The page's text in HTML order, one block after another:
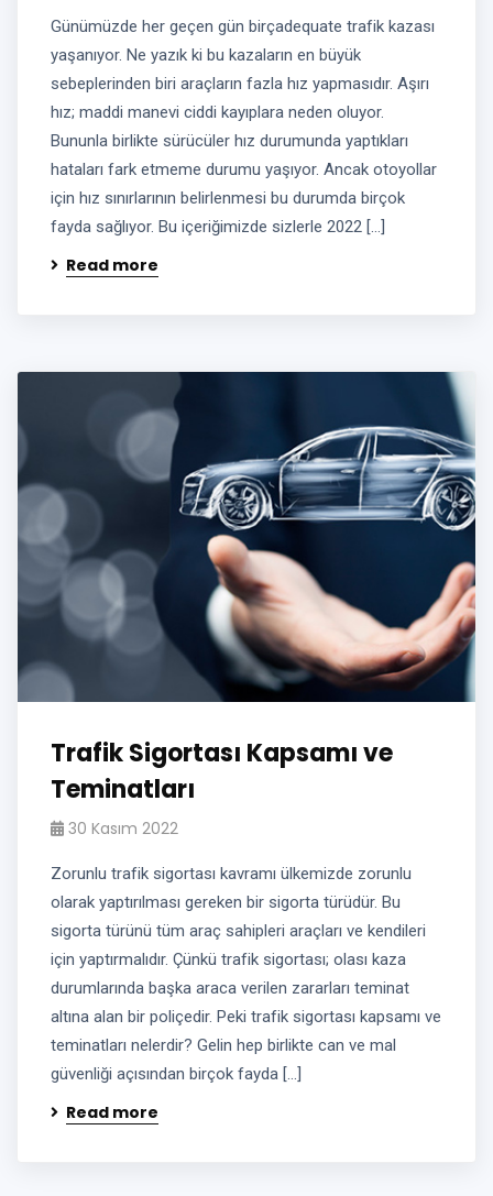
Günümüzde her geçen gün birçadequate trafik kazası
yaşanıyor. Ne yazık ki bu kazaların en büyük
sebeplerinden biri araçların fazla hız yapmasıdır. Aşırı
hız; maddi manevi ciddi kayıplara neden oluyor.
Bununla birlikte sürücüler hız durumunda yaptıkları
hataları fark etmeme durumu yaşıyor. Ancak otoyollar
için hız sınırlarının belirlenmesi bu durumda birçok
fayda sağlıyor. Bu içeriğimizde sizlerle 2022 […]
Read more
Trafik Sigortası Kapsamı ve
Teminatları
30 Kasım 2022
Zorunlu trafik sigortası kavramı ülkemizde zorunlu
olarak yaptırılması gereken bir sigorta türüdür. Bu
sigorta türünü tüm araç sahipleri araçları ve kendileri
için yaptırmalıdır. Çünkü trafik sigortası; olası kaza
durumlarında başka araca verilen zararları teminat
altına alan bir poliçedir. Peki trafik sigortası kapsamı ve
teminatları nelerdir? Gelin hep birlikte can ve mal
güvenliği açısından birçok fayda […]
Read more